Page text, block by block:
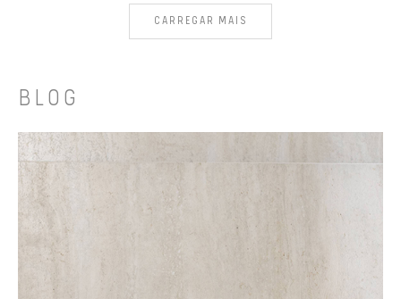
CARREGAR MAIS
BLOG